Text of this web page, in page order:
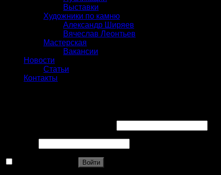
Выставки
Художники по камню
Александр Ширяев
Вячеслав Леонтьев
Мастерская
Вакансии
Новости
Статьи
Контакты
Войти